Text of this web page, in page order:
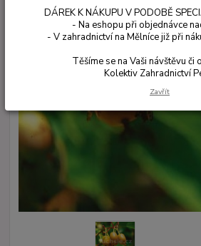
DÁREK K NÁKUPU V PODOBĚ
- Na eshopu při objednávce
- V zahradnictví na Mělníce již při
Těšíme se na Vaši návštěvu či
Kolektiv Zahradnictví
Zavřít